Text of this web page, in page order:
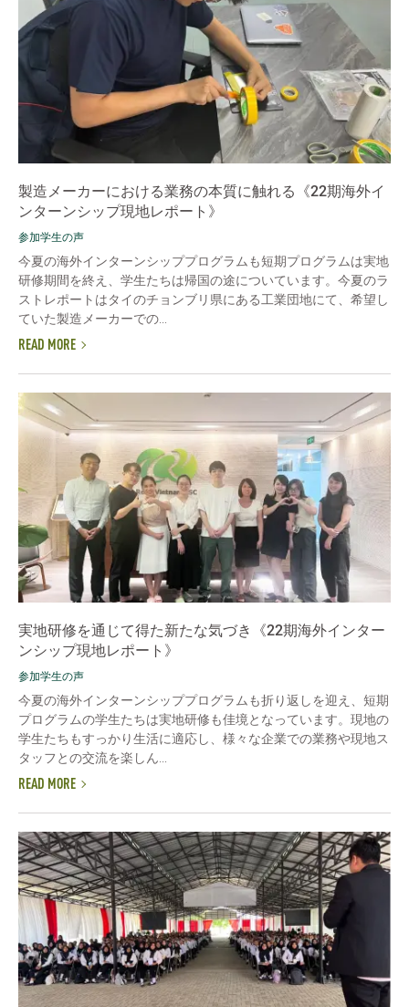
製造メーカーにおける業務の本質に触れる《22期海外イ
ンターンシップ現地レポート》
参加学生の声
今夏の海外インターンシッププログラムも短期プログラムは実地
研修期間を終え、学生たちは帰国の途についています。今夏のラ
ストレポートはタイのチョンブリ県にある工業団地にて、希望し
ていた製造メーカーでの...
READ MORE
実地研修を通じて得た新たな気づき《22期海外インター
ンシップ現地レポート》
参加学生の声
今夏の海外インターンシッププログラムも折り返しを迎え、短期
プログラムの学生たちは実地研修も佳境となっています。現地の
学生たちもすっかり生活に適応し、様々な企業での業務や現地ス
タッフとの交流を楽しん...
READ MORE